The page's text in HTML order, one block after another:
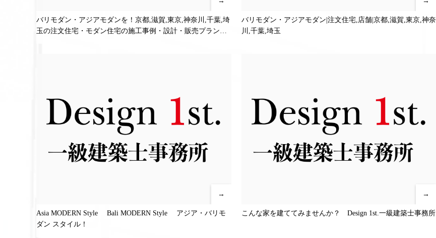
バリモダン・アジアモダンを！京都,滋賀,東京,神奈川,千葉,埼
玉の注文住宅・モダン住宅の施工事例・設計・販売プランの
バリモダン・アジアモダン|注文住宅,店舗|京都,滋賀,東京,神奈
川,千葉,埼玉
→
Asia MODERN Style Bali MODERN Style アジア・バリモ
ダン スタイル！
→
こんな家を建ててみませんか？ Design 1st.一級建築士事務所